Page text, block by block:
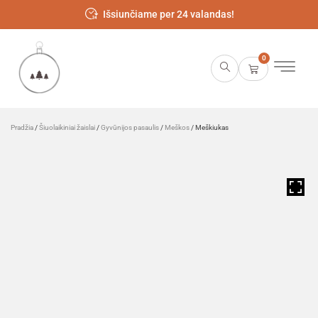
Išsiunčiame per 24 valandas!
0
Pradžia /Šiuolaikiniai žaislai /Gyvūnijos pasaulis / Meškos / Meškiukas